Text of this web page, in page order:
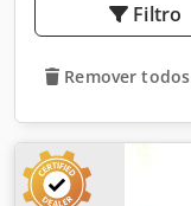
Filtro
Remover